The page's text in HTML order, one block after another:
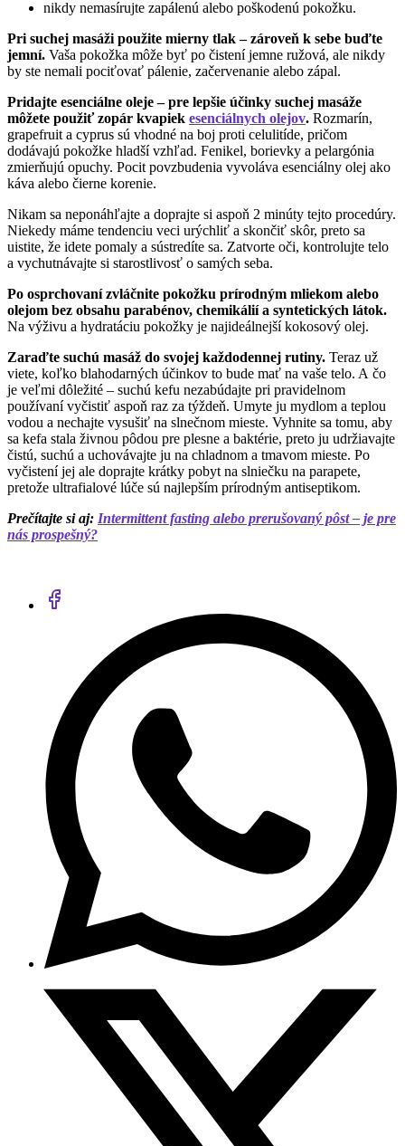
nikdy nemasírujte zapálenú alebo poškodenú pokožku.
Pri suchej masáži použite mierny tlak – zároveň k sebe buďte
jemní. Vaša pokožka môže byť po čistení jemne ružová, ale nikdy
by ste nemali pociťovať pálenie, začervenanie alebo zápal.
Pridajte esenciálne oleje – pre lepšie účinky suchej masáže
môžete použiť zopár kvapiek esenciálnych olejov. Rozmarín,
grapefruit a cyprus sú vhodné na boj proti celulitíde, pričom
dodávajú pokožke hladší vzhľad. Fenikel, borievky a pelargónia
zmierňujú opuchy. Pocit povzbudenia vyvoláva esenciálny olej ako
káva alebo čierne korenie.
Nikam sa neponáhľajte a doprajte si aspoň 2 minúty tejto procedúry.
Niekedy máme tendenciu veci urýchliť a skončiť skôr, preto sa
uistite, že idete pomaly a sústredíte sa. Zatvorte oči, kontrolujte telo
a vychutnávajte si starostlivosť o samých seba.
Po osprchovaní zvláčnite pokožku prírodným mliekom alebo
olejom bez obsahu parabénov, chemikálií a syntetických látok.
Na výživu a hydratáciu pokožky je najideálnejší kokosový olej.
Zaraďte suchú masáž do svojej každodennej rutiny. Teraz už
viete, koľko blahodarných účinkov to bude mať na vaše telo. A čo
je veľmi dôležité – suchú kefu nezabúdajte pri pravidelnom
používaní vyčistiť aspoň raz za týždeň. Umyte ju mydlom a teplou
vodou a nechajte vysušiť na slnečnom mieste. Vyhnite sa tomu, aby
sa kefa stala živnou pôdou pre plesne a baktérie, preto ju udržiavajte
čistú, suchú a uchovávajte ju na chladnom a tmavom mieste. Po
vyčistení jej ale doprajte krátky pobyt na slniečku na parapete,
pretože ultrafialové lúče sú najlepším prírodným antiseptikom.
Prečítajte si aj: Intermittent fasting alebo prerušovaný pôst – je pre
nás prospešný?